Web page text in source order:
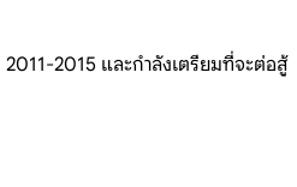
2015 และกำลังเตรียมที่จะต่อสู้